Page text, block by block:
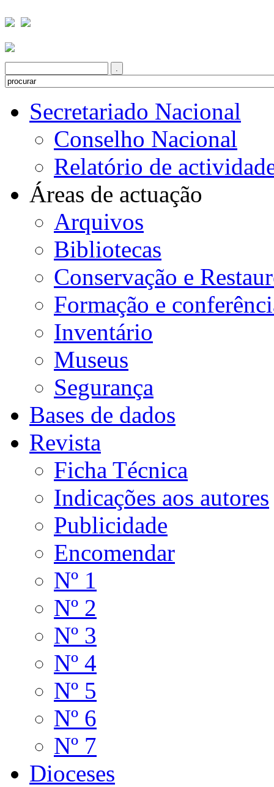
Secretariado Nacional
Conselho Nacional
Relatório de
Áreas de actuação
Arquivos
Bibliotecas
Conservação e
Formação e
Inventário
Museus
Segurança
Bases de dados
Revista
Ficha Técnica
Indicações aos autores
Publicidade
Encomendar
Nº 1
Nº 2
Nº 3
Nº 4
Nº 5
Nº 6
Nº 7
Dioceses